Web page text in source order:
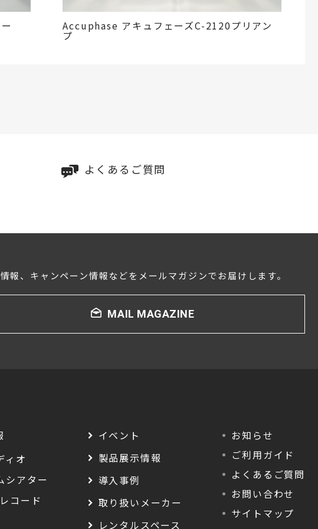
Accuphase アキュフェーズC-2120プリアン
プ
よくあるご質問
報、キャンペーン情報などをメールマガジンでお届けします。
MAIL MAGAZINE
ィオ
シアター
コード
イベント
製品展示情報
導入事例
取り扱いメーカー
レンタルスペース
お知らせ
ご利用ガイド
よくあるご質問
お問い合わせ
サイトマップ